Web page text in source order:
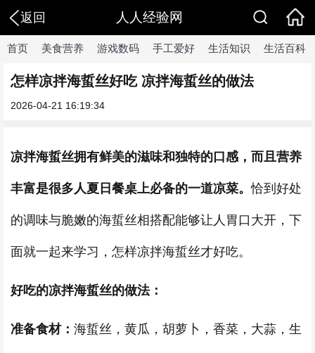
返回 人人经验网
首页 美食营养 游戏数码 手工爱好 生活知识 生活百科
怎样凉拌海蜇丝好吃 凉拌海蜇丝的做法
2026-04-21 16:19:34
凉拌海蜇丝拥有鲜美的滋味和独特的口感，而且营养
丰富是很多人夏日餐桌上必备的一道凉菜。恰到好处
的调味与脆嫩的海蜇丝相搭配能够让人胃口大开，下
面就一起来学习，怎样凉拌海蜇丝才好吃。
好吃的凉拌海蜇丝的做法：
准备食材： 海蜇丝，黄瓜，胡萝卜，香菜，大蒜，生